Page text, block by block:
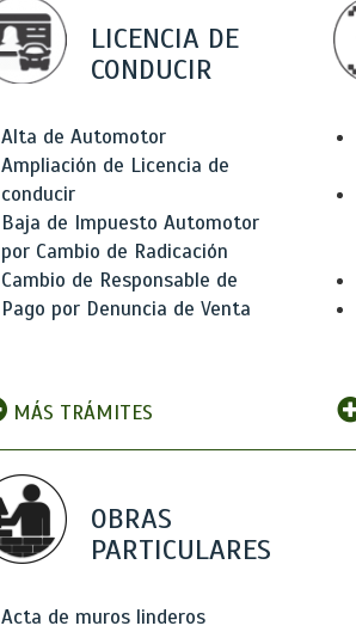
LICENCIA DE
CONDUCIR
Alta de Automotor
Ampliación de Licencia de
conducir
Baja de Impuesto Automotor
por Cambio de Radicación
Cambio de Responsable de
Pago por Denuncia de Venta
MÁS TRÁMITES
OBRAS
PARTICULARES
Acta de muros linderos